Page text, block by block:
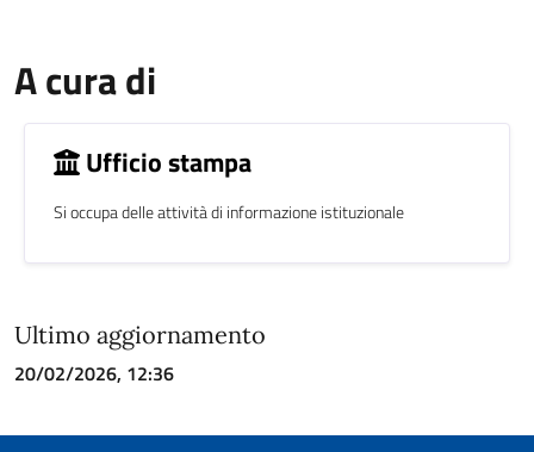
A cura di
Ufficio stampa
Si occupa delle attività di informazione istituzionale
Ultimo aggiornamento
20/02/2026, 12:36